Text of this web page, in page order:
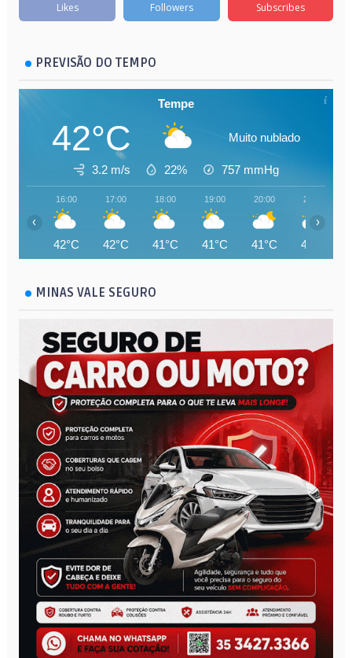
Likes Followers Subscribes
PREVISÃO DO TEMPO
Tempe
42°C Muito nublado
3.2 m/s 22% 757 mmHg
16:00
42°C
17:00
42°C
18:00
41°C
19:00
41°C
20:00
41°C
21:00
40°C
‹ ›
MINAS VALE SEGURO